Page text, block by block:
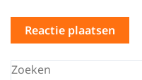
Zoeken